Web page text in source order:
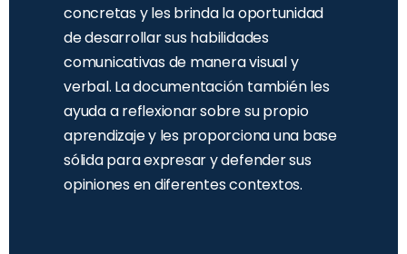
concretas y les brinda la oportunidad
de desarrollar sus habilidades
comunicativas de manera visual y
verbal. La documentación también les
ayuda a reflexionar sobre su propio
aprendizaje y les proporciona una base
sólida para expresar y defender sus
opiniones en diferentes contextos.